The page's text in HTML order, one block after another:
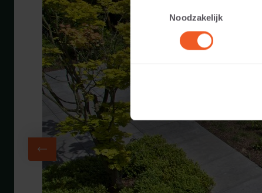
Toestemmingsselectie
Noodzakelijk